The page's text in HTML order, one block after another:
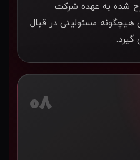
شده به عهده شركت
هيچگونه مسئوليتی در قبال
گيرد.
08